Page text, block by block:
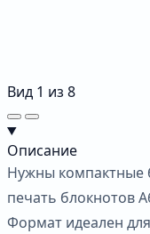
Вид 1 из 8
Описание
Нужны компактные
печать блокнотов
Формат идеален